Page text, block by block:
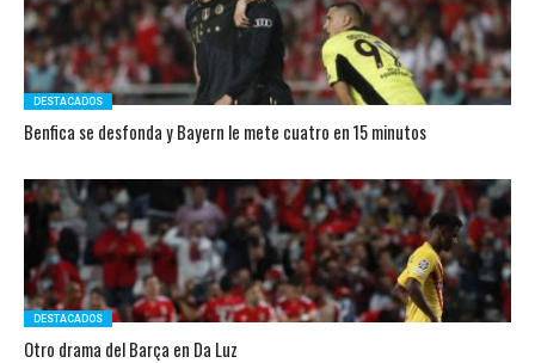
DESTACADOS
Benfica se desfonda y Bayern le mete cuatro en 15 minutos
DESTACADOS
Otro drama del Barça en Da Luz